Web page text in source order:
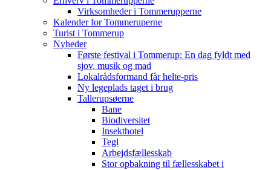
Virksomheder i Tommerupperne
Kalender for Tommeruperne
Turist i Tommerup
Nyheder
Første festival i Tommerup: En dag fyldt med
sjov, musik og mad
Lokalrådsformand får helte-pris
Ny legeplads taget i brug
Tallerupsøerne
Bane
Biodiversitet
Insekthotel
Tegl
Arbejdsfællesskab
Stor opbakning til fællesskabet i